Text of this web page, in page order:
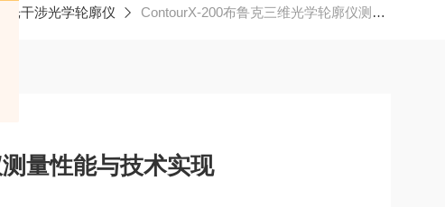
光干涉光学轮廓仪 ContourX-200布鲁克三维光学轮廓仪测量性能与技术实现
量性能与技术实现